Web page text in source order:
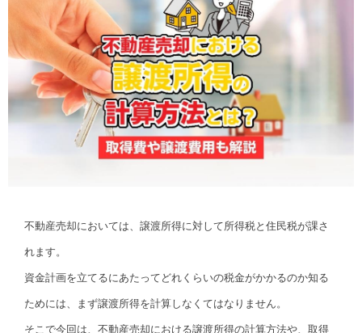
不動産売却においては、譲渡所得に対して所得税と住民税が課さ
れます。
資金計画を立てるにあたってどれくらいの税金がかかるのか知る
ためには、まず譲渡所得を計算しなくてはなりません。
そこで今回は、不動産売却における譲渡所得の計算方法や、取得